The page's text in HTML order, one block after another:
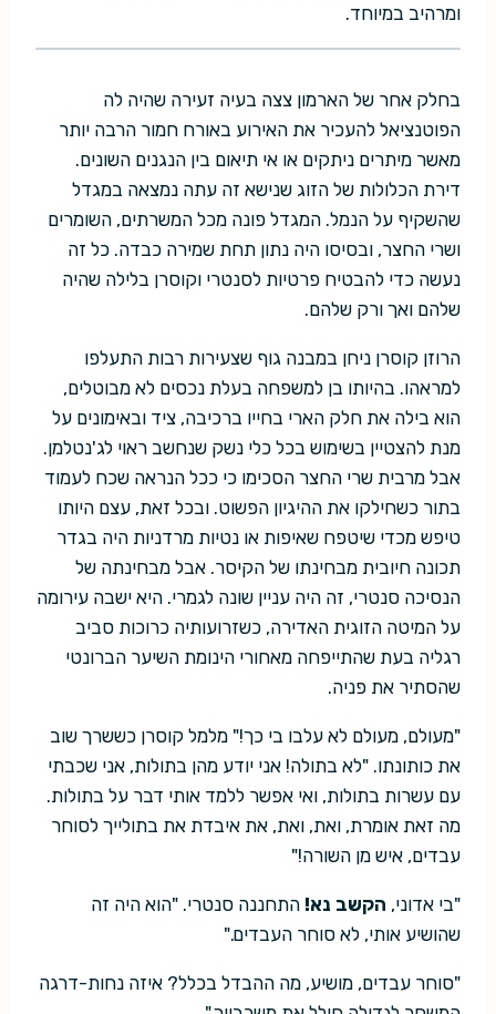
ומרהיב במיוחד.
בחלק אחר של הארמון צצה בעיה זעירה שהיה לה
הפוטנציאל להעכיר את האירוע באורח חמור הרבה יותר
מאשר מיתרים ניתקים או אי תיאום בין הנגנים השונים.
דירת הכלולות של הזוג שנישא זה עתה נמצאה במגדל
שהשקיף על הנמל. המגדל פונה מכל המשרתים, השומרים
ושרי החצר, ובסיסו היה נתון תחת שמירה כבדה. כל זה
נעשה כדי להבטיח פרטיות לסנטרי וקוסרן בלילה שהיה
שלהם ואך ורק שלהם.
הרוזן קוסרן ניחן במבנה גוף שצעירות רבות התעלפו
למראהו. בהיותו בן למשפחה בעלת נכסים לא מבוטלים,
הוא בילה את חלק הארי בחייו ברכיבה, ציד ובאימונים על
מנת להצטיין בשימוש בכל כלי נשק שנחשב ראוי לג'נטלמן.
אבל מרבית שרי החצר הסכימו כי ככל הנראה שכח לעמוד
בתור כשחילקו את ההיגיון הפשוט. ובכל זאת, עצם היותו
טיפש מכדי שיטפח שאיפות או נטיות מרדניות היה בגדר
תכונה חיובית מבחינתו של הקיסר. אבל מבחינתה של
הנסיכה סנטרי, זה היה עניין שונה לגמרי. היא ישבה עירומה
על המיטה הזוגית האדירה, כשזרועותיה כרוכות סביב
רגליה בעת שהתייפחה מאחורי הינומת השיער הברונטי
שהסתיר את פניה.
"מעולם, מעולם לא עלבו בי כך!" מלמל קוסרן כששרך שוב
את כותונתו. "לא בתולה! אני יודע מהן בתולות, אני שכבתי
עם עשרות בתולות, ואי אפשר ללמד אותי דבר על בתולות.
מה זאת אומרת, ואת, ואת, את איבדת את בתולייך לסוחר
עבדים, איש מן השורה!"
"בי אדוני, הקשב נא! התחננה סנטרי. "הוא היה זה
שהושיע אותי, לא סוחר העבדים."
"סוחר עבדים, מושיע, מה ההבדל בכלל? איזה נחות-דרגה